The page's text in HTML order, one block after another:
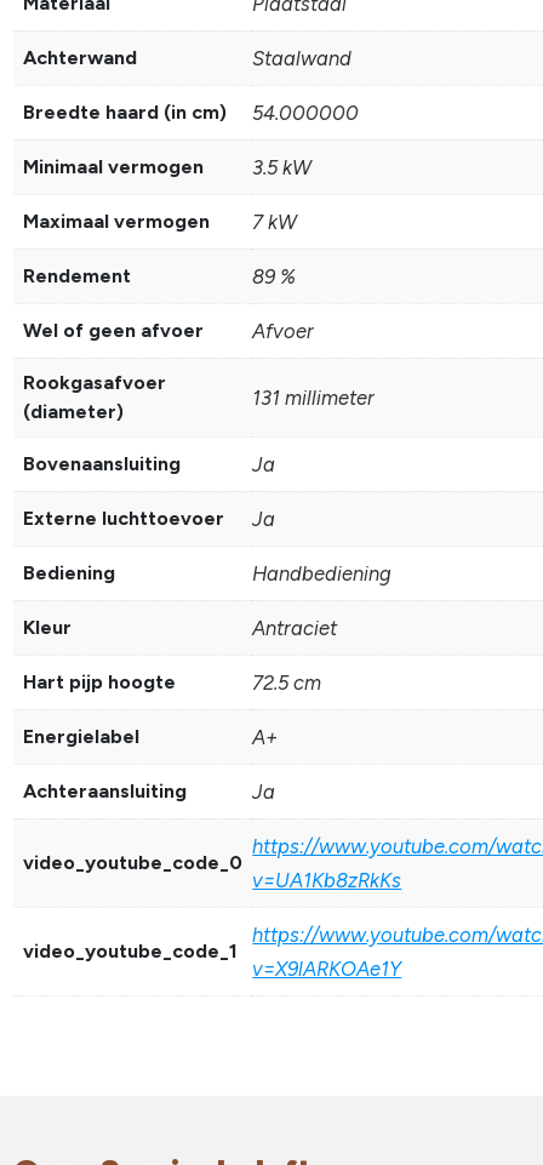
Achterwand Staalwand
Breedte haard (in cm) 54.000000
Minimaal vermogen 3.5 kW
Maximaal vermogen 7 kW
Rendement 89 %
Wel of geen afvoer Afvoer
Rookgasafvoer
(diameter)
131 millimeter
Bovenaansluiting Ja
Externe luchttoevoer Ja
Bediening Handbediening
Kleur Antraciet
Hart pijp hoogte 72.5 cm
Energielabel A+
Achteraansluiting Ja
video_youtube_code_0
https://www.youtube.com/
v=UA1Kb8zRkKs
video_youtube_code_1
https://www.youtube.com/
v=X9lARKOAe1Y